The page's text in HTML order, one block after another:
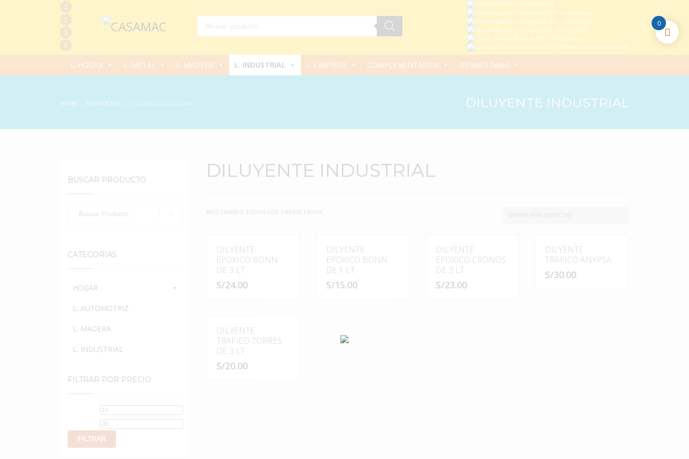
Products
950405007 / 950405008
Prolongación Tarapaca 157 - Huancayo
Prolongación Tarapaca 162 - Huancayo
Avenida Julio Sumar 250 - El Tambo
Jirón Simón Bolívar 615 – Pilcomayo
Parque Zoila Amoretti 507 (Oficina Administrativa)
L. HOGAR L. METAL L. MADERA L. INDUSTRIAL L. LIMPIEZA COMPLEMENTARIOS OTRAS LÍNEAS
HOME PRODUCTOS DILUYENTE INDUSTRIAL
DILUYENTE INDUSTRIAL
DILYENTE
EPOXICO BONN
DE 3 LT
S/24.00
DILYENTE
EPOXICO BONN
DE 1 LT
S/15.00
DILYENTE
EPOXICO CRONOS
DE 3 LT
S/23.00
DILYENTE
TRAFICO ANYPSA
S/30.00
DILYENTE
TRAFICO TORRES
DE 3 LT
S/20.00
BUSCAR PRODUCTO
CATEGORIAS
HOGAR
L. AUTOMOTRIZ
L. MADERA
L. INDUSTRIAL
FILTRAR POR PRECIO
Precio
mínimo
FILTRAR
0